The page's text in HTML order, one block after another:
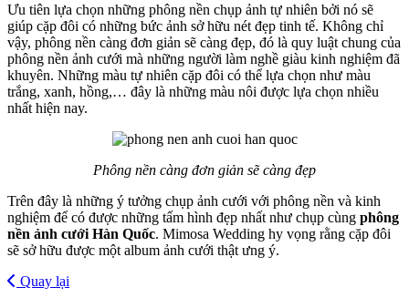
Ưu tiên lựa chọn những phông nền chụp ảnh tự nhiên bởi nó sẽ
giúp cặp đôi có những bức ảnh sở hữu nét đẹp tinh tế. Không chỉ
vậy, phông nền càng đơn giản sẽ càng đẹp, đó là quy luật chung của
phông nền ảnh cưới mà những người làm nghề giàu kinh nghiệm đã
khuyên. Những màu tự nhiên cặp đôi có thể lựa chọn như màu
trắng, xanh, hồng,… đây là những màu nôi được lựa chọn nhiều
nhất hiện nay.
Phông nền càng đơn giản sẽ càng đẹp
Trên đây là những ý tưởng chụp ảnh cưới với phông nền và kinh
nghiệm để có được những tấm hình đẹp nhất như chụp cùng phông
nền ảnh cưới Hàn Quốc. Mimosa Wedding hy vọng rằng cặp đôi
sẽ sở hữu được một album ảnh cưới thật ưng ý.
Quay lại